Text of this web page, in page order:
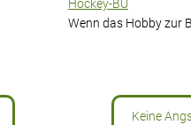
Hockey-BU
Wenn das Hobby zur
Keine